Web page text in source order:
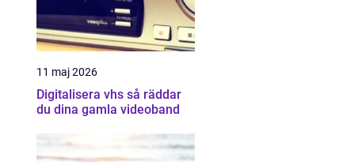
11 maj 2026
Digitalisera vhs så räddar
du dina gamla videoband